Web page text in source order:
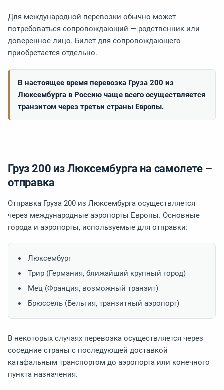
Для международной перевозки обычно может
потребоваться сопровождающий — родственник или
доверенное лицо. Билет для сопровождающего
приобретается отдельно.
В настоящее время перевозка Груза 200 из
Люксембурга в Россию чаще всего осуществляется
транзитом через третьи страны Европы.
Груз 200 из Люксембурга на самолете –
отправка
Отправка Груза 200 из Люксембурга осуществляется
через международные аэропорты Европы. Основные
города и аэропорты, используемые для отправки:
Люксембург
Трир (Германия, ближайший крупный город)
Мец (Франция, возможный транзит)
Брюссель (Бельгия, транзитный аэропорт)
В некоторых случаях перевозка осуществляется через
соседние страны с последующей доставкой
катафальным транспортом до аэропорта или конечного
пункта назначения.